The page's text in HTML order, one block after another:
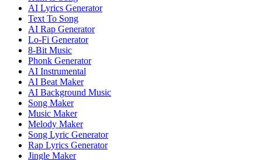
AI Lyrics Generator
Text To Song
AI Rap Generator
Lo-Fi Generator
8-Bit Music
Phonk Generator
AI Instrumental
AI Beat Maker
AI Background Music
Song Maker
Music Maker
Melody Maker
Song Lyric Generator
Rap Lyrics Generator
Jingle Maker